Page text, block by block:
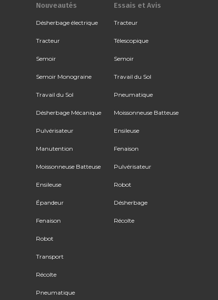
Nouveautés
Désherbage électrique
Tracteur
Semoir
Semoir Monograine
Travail du Sol
Désherbage Mécanique
Pulvérisateur
Manutention
Moissonneuse Batteuse
Ensileuse
Épandeur
Fenaison
Robot
Transport
Récolte
Pneumatique
Essais et Avis
Tracteur
Télescopique
Semoir
Travail du Sol
Pneumatique
Moissonneuse Batteuse
Ensileuse
Fenaison
Pulvérisateur
Robot
Désherbage
Récolte